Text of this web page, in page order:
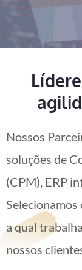
Nossos
soluções de
(CPM), ERP
a qual
nossos